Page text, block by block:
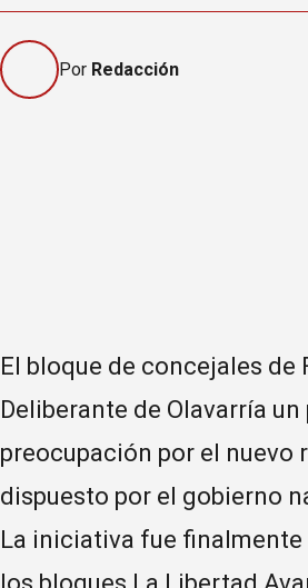
Por Redacción
El bloque de concejales
Deliberante de Olavarría
preocupación por el nuevo
dispuesto por el gobierno
La iniciativa fue